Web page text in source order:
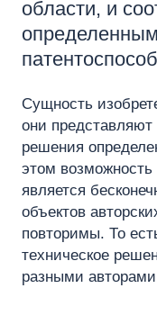
области, и
Сущность
они
решения
этом
является
объектов
повторимы. То
техническое
разными